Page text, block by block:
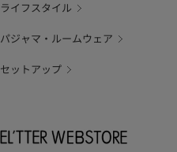
ライフスタイル
パジャマ・ルームウェア
セットアップ